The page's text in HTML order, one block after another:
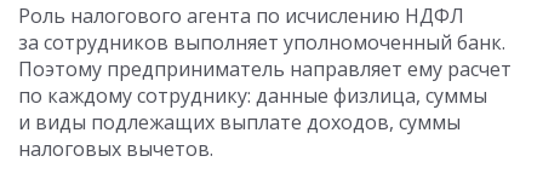
Роль налогового агента по исчислению НДФЛ
за сотрудников выполняет уполномоченный банк.
Поэтому предприниматель направляет ему расчет
по каждому сотруднику: данные физлица, суммы
и виды подлежащих выплате доходов, суммы
налоговых вычетов.